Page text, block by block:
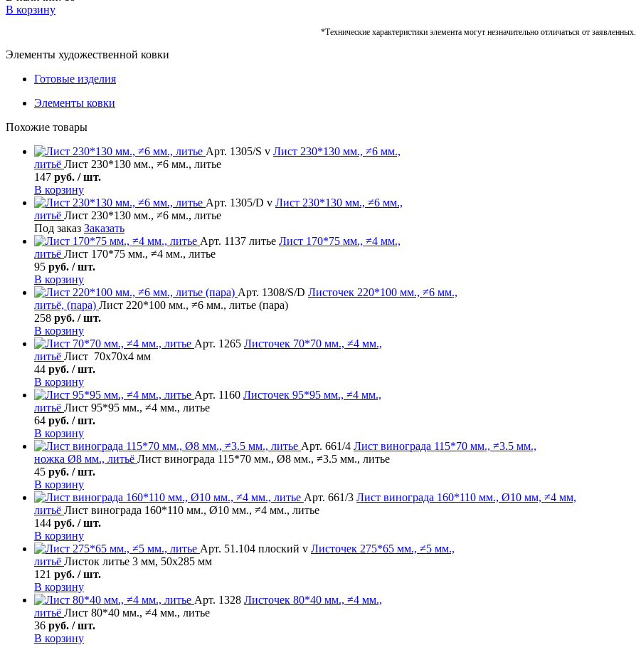
В корзину
*Технические характеристики элемента могут незначительно отличаться от заявленных.
Элементы художественной ковки
Готовые изделия
Элементы ковки
Похожие товары
Арт. 1305/S v Лист 230*130 мм., ≠6 мм.,
литьё Лист 230*130 мм., ≠6 мм., литье
147 руб. / шт.
В корзину
Арт. 1305/D v Лист 230*130 мм., ≠6 мм.,
литьё Лист 230*130 мм., ≠6 мм., литье
Под заказ Заказать
Арт. 1137 литье Лист 170*75 мм., ≠4 мм.,
литьё Лист 170*75 мм., ≠4 мм., литье
95 руб. / шт.
В корзину
Арт. 1308/S/D Листочек 220*100 мм., ≠6 мм.,
литьё, (пара) Лист 220*100 мм., ≠6 мм., литье (пара)
258 руб. / шт.
В корзину
Арт. 1265 Листочек 70*70 мм., ≠4 мм.,
литьё Лист 70х70х4 мм
44 руб. / шт.
В корзину
Арт. 1160 Листочек 95*95 мм., ≠4 мм.,
литьё Лист 95*95 мм., ≠4 мм., литье
64 руб. / шт.
В корзину
Арт. 661/4 Лист винограда 115*70 мм., ≠3.5 мм.,
ножка Ø8 мм., литьё Лист винограда 115*70 мм., Ø8 мм., ≠3.5 мм., литье
45 руб. / шт.
В корзину
Арт. 661/3 Лист винограда 160*110 мм., Ø10 мм, ≠4 мм,
литьё Лист винограда 160*110 мм., Ø10 мм., ≠4 мм., литье
144 руб. / шт.
В корзину
Арт. 51.104 плоский v Листочек 275*65 мм., ≠5 мм.,
литьё Листок литье 3 мм, 50х285 мм
121 руб. / шт.
В корзину
Арт. 1328 Листочек 80*40 мм., ≠4 мм.,
литьё Лист 80*40 мм., ≠4 мм., литье
36 руб. / шт.
В корзину